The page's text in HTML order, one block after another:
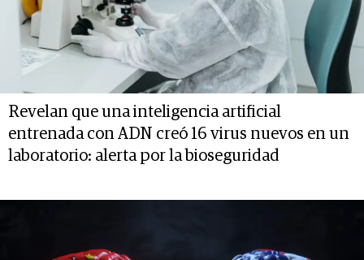
Revelan que una inteligencia artificial
entrenada con ADN creó 16 virus nuevos en un
laboratorio: alerta por la bioseguridad